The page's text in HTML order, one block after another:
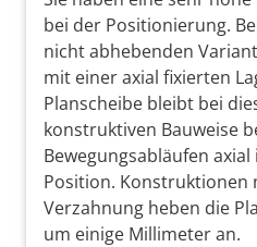
bei der Positionierung.
nicht abhebenden
mit einer axial fixierten
Planscheibe bleibt bei
konstruktiven Bauweise
Bewegungsabläufen axial
Position.
Verzahnung heben die
um einige Millimeter an.​